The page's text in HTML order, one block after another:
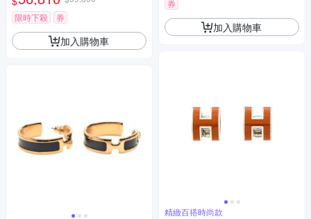
限時下殺
券
加入購物車
券
加入購物車
精緻百搭時尚款